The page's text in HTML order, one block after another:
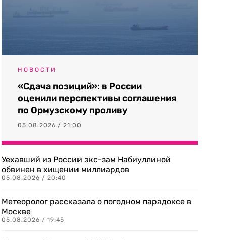
НОВОСТИ
«Сдача позиций»: в России
оценили перспективы соглашения
по Ормузскому проливу
05.08.2026 / 21:00
Уехавший из России экс-зам Набиуллиной
обвинен в хищении миллиардов
05.08.2026 / 20:40
Метеоролог рассказала о погодном парадоксе в
Москве
05.08.2026 / 19:45